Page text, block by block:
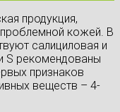
продукция,
проблемной кожей. В
салициловая и
S рекомендованы
признаков
веществ – 4-